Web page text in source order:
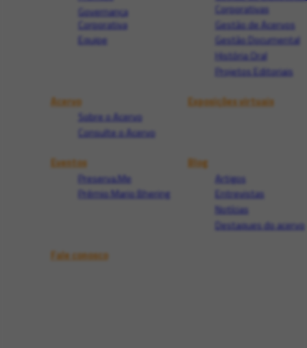
Governança
Corporativa
Equipe
Corporativas
Gestão de Acervos
Gestão Documental
História Oral
Projetos Editoriais
Acervo
Sobre o Acervo
Consulte o Acervo
Exposições virtuais
Eventos
Preserva.Me
Prêmio Mario Bhering
Blog
Artigos
Entrevistas
Notícias
Destaques do acervo
Fale conosco